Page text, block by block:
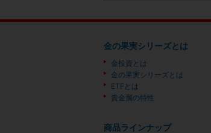
金の果実シリーズとは
金投資とは
金の果実シリーズとは
ETFとは
貴金属の特性
商品ラインナップ